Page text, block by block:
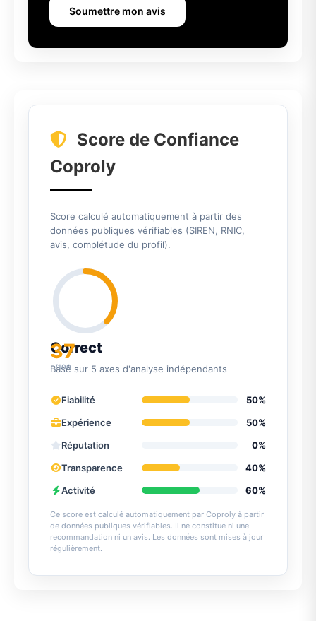
Soumettre mon avis
Score de Confiance
Coproly
Score calculé automatiquement à partir des
données publiques vérifiables (SIREN, RNIC,
avis, complétude du profil).
37
/100
Correct
Basé sur 5 axes d'analyse indépendants
Fiabilité
50%
Expérience
50%
Réputation
0%
Transparence
40%
Activité
60%
Ce score est calculé automatiquement par Coproly à partir
de données publiques vérifiables. Il ne constitue ni une
recommandation ni un avis. Les données sont mises à jour
régulièrement.